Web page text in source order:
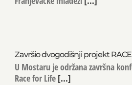
Završio dvogodišnji projekt RACE
U Mostaru je održana završna
Race for Life [...]